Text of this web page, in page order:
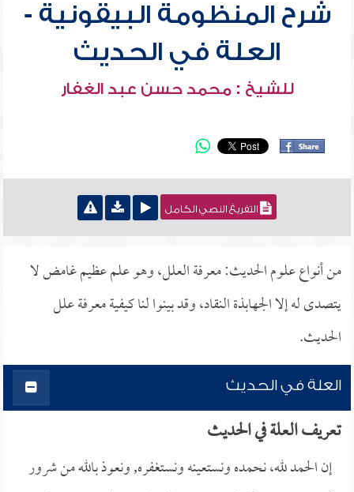
شرح المنظومة البيقونية -
العلة في الحديث
للشيخ : محمد حسن عبد الغفار
التفريغ النصي الكامل
من أنواع علوم الحديث: معرفة العلل، وهو علم عظيم غامض لا
يتصدى له إلا الجهابذة النقاد، وقد بينوا لنا كيفية معرفة علل
الحديث.
العلة في الحديث
تعريف العلة في الحديث
إن الحمد لله، نحمده ونستعينه ونستغفره, ونعوذ بالله من شرور